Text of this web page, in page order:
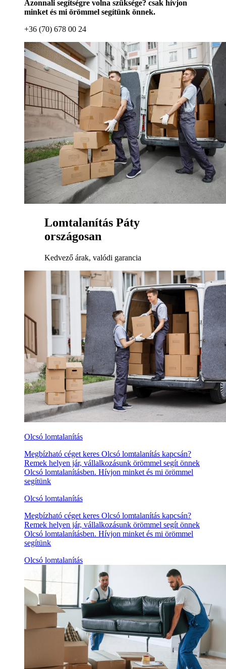
Azonnali segítségre volna szüksége? csak hívjon
minket és mi örömmel segítünk önnek.
+36 (70) 678 00 24
Lomtalanítás Páty
országosan
Kedvező árak, valódi garancia
Olcsó lomtalanítás
Megbízható céget keres Olcsó lomtalanítás kapcsán?
Remek helyen jár, vállalkozásunk örömmel segít önnek
Olcsó lomtalanításben. Hívjon minket és mi örömmel
segítünk
Olcsó lomtalanítás
Megbízható céget keres Olcsó lomtalanítás kapcsán?
Remek helyen jár, vállalkozásunk örömmel segít önnek
Olcsó lomtalanításben. Hívjon minket és mi örömmel
segítünk
Olcsó lomtalanítás